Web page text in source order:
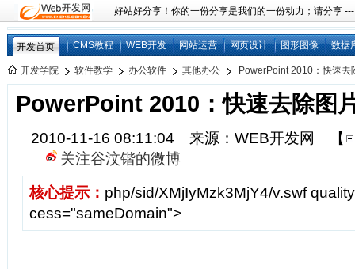
好站好分享！你的一份分享是我们的一份动力；请分享
开发首页 CMS教程 WEB开发 网站运营 网页设计 图形图像 数据
开发学院 软件教学 办公软件 其他办公 PowerPoint 2010：快速去
PowerPoint 2010：快速去除图
2010-11-16 08:11:04 来源：WEB开发网
【
关注谷汶锴的微博
核心提示： php/sid/XMjIyMzk3MjY4/v.swf
cess="sameDomain">